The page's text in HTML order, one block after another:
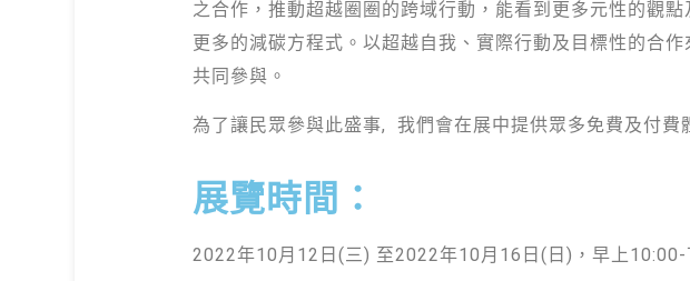
之合作，推動超越圈圈的跨域行動，能看到更多元性的觀
更多的減碳方程式。以超越自我、實際行動及目標性的合
共同參與。
為了讓民眾參與此盛事, 我們會在展中提供眾多免費及付費
展覽時間：
2022年10月12日(三) 至2022年10月16日(日)，早上10:00-